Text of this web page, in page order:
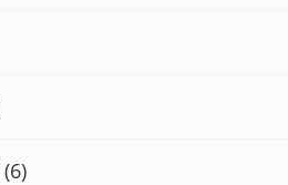
(6)